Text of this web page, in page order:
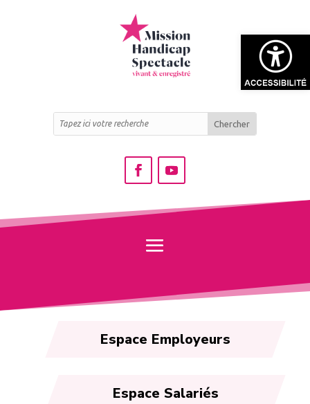
Ouvrir la
Espace Employeurs
Espace Salariés